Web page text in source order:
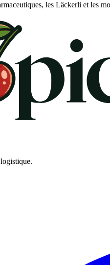
les Läckerli et les